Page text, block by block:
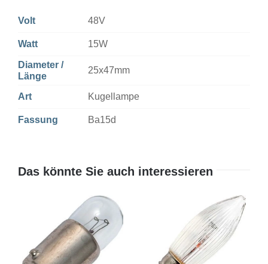
Volt 48V
Watt 15W
Diameter /
Länge
25x47mm
Art Kugellampe
Fassung Ba15d
Das könnte Sie auch interessieren